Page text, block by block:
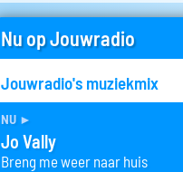
Nu op Jouwradio
Jouwradio's muziekmix
nu ►
Jo Vally
Breng me weer naar huis